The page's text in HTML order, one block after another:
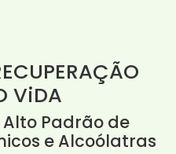
ViDA
Padrão de
e Alcoólatras